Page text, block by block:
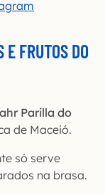
FRUTOS DO
Parilla do
de Maceió.
só serve
na brasa.